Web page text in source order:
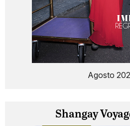
Agosto
Shangay